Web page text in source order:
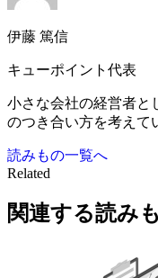
伊藤 篤信
キューポイント代表
小さな会社の経営者と
のつき合い方を考えて
読みもの一覧へ
Related
関連する読み